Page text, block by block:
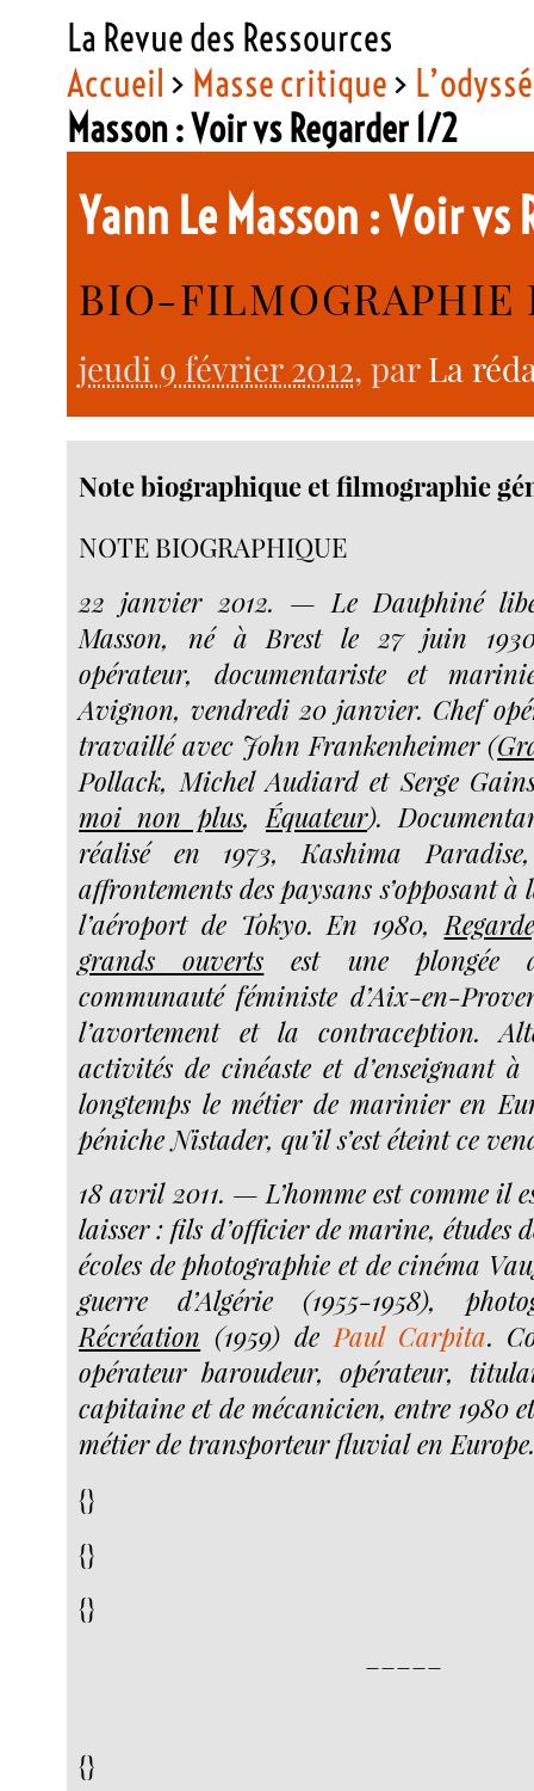
La Revue des Ressources
Accueil > Masse critique>
Masson : Voir vs Regarder 1/2
Yann Le Masson : Voir
BIO-FILMOGRAPHIE
jeudi 9 février 2012, parLa
Note biographique et filmographie
NOTE BIOGRAPHIQUE
22 janvier 2012. — Le Dauphiné
Masson, né à Brest le 27 juin
opérateur, documentariste et
Avignon, vendredi 20 janvier. Chef
travaillé avec John Frankenheimer (
Pollack, Michel Audiard et Serge
moi non plus, Équateur).
réalisé en 1973, Kashima Paradise
affrontements des paysans s’opposant
l’aéroport de Tokyo. En 1980,
grands ouverts est une plongée
communauté féministe d’Aix-en-
l’avortement et la contraception.
activités de cinéaste et d’enseignant
longtemps le métier de marinier en
péniche Nistader, qu’il s’est éteint ce
18 avril 2011. — L’homme est comme il
laisser : fils d’officier de marine, études
écoles de photographie et de cinéma
guerre d’Algérie (1955-1958),
Récréation (1959) dePaul Carpita.
opérateur baroudeur, opérateur,
capitaine et de mécanicien, entre 1980
métier de transporteur fluvial en
{}
{}
{}
{}